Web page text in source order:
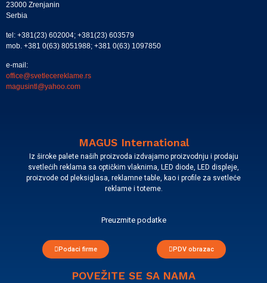
23000 Zrenjanin
Serbia
tel: +381(23) 602004; +381(23) 603579
mob. +381 0(63) 8051988; +381 0(63) 1097850
e-mail:
office@svetlecereklame.rs
magusintl@yahoo.com
MAGUS International
Iz široke palete naših proizvoda izdvajamo proizvodnju i prodaju
svetlećih reklama sa optičkim vlaknima, LED diode, LED displeje,
proizvode od pleksiglasa, reklamne table, kao i profile za svetleće
reklame i toteme.
Preuzmite podatke
Podaci firme PDV obrazac
POVEŽITE SE SA NAMA